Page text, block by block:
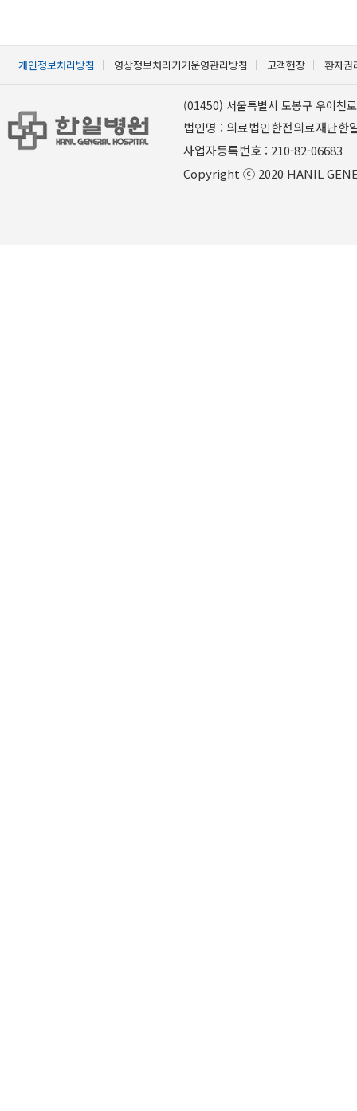
개인정보처리방침 영상정보처리기기운영관리방침 고객헌장 환자권
(01450) 서울특별시 도봉구 우이천
법인명 : 의료법인한전의료재단한
사업자등록번호 : 210-82-
Copyright ⓒ 2020 HANIL